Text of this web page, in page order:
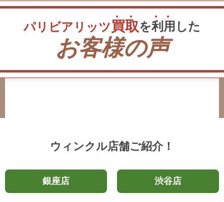
パリビアリッツ買取を利 用 した
お客様の声
ウィンクル店舗ご紹介！
銀座店 渋谷店